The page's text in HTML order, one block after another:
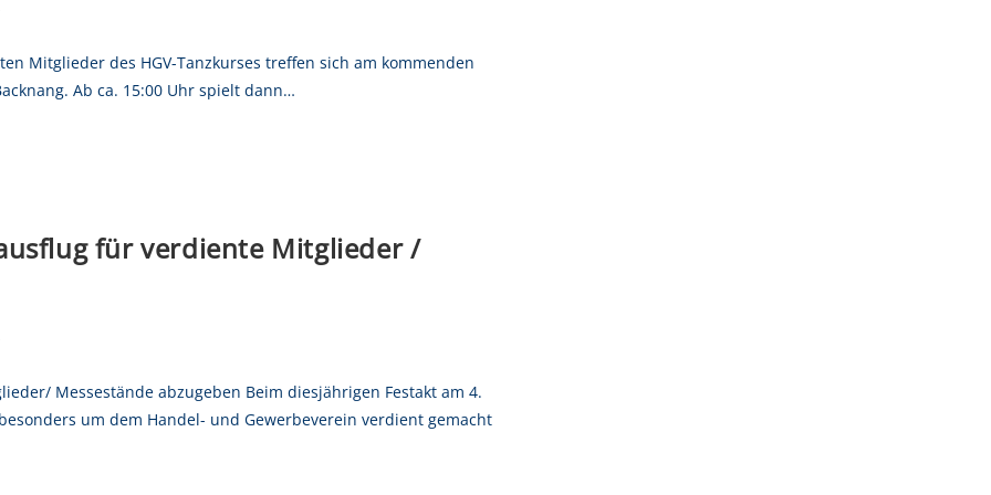
Mitglieder des HGV-Tanzkurses treffen sich am kommenden
Ab ca. 15:00 Uhr spielt dann…
für verdiente Mitglieder /
Messestände abzugeben Beim diesjährigen Festakt am 4.
um dem Handel- und Gewerbeverein verdient gemacht